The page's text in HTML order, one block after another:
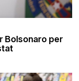
Bolsonaro per